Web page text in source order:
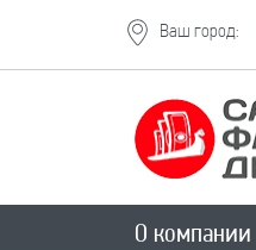
Ваш город:
О компании